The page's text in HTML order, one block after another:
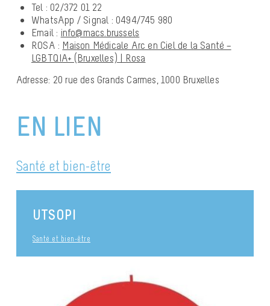
Tel : 02/372 01 22
WhatsApp / Signal : 0494/745 980
Email : info@macs.brussels
ROSA : Maison Médicale Arc en Ciel de la Santé –
LGBTQIA+ (Bruxelles) | Rosa
Adresse: 20 rue des Grands Carmes, 1000 Bruxelles
EN LIEN
Santé et bien-être
UTSOPI
Santé et bien-être